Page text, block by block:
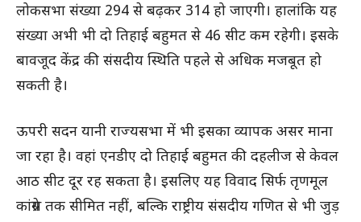
लोकसभा संख्या 294 से बढ़कर 314 हो जाएगी। हालांकि यह
संख्या अभी भी दो तिहाई बहुमत से 46 सीट कम रहेगी। इसके
बावजूद केंद्र की संसदीय स्थिति पहले से अधिक मजबूत हो
सकती है।
ऊपरी सदन यानी राज्यसभा में भी इसका व्यापक असर माना
जा रहा है। वहां एनडीए दो तिहाई बहुमत की दहलीज से केवल
आठ सीट दूर रह सकता है। इसलिए यह विवाद सिर्फ तृणमूल
कांग्रेस तक सीमित नहीं, बल्कि राष्ट्रीय संसदीय गणित से भी जुड़